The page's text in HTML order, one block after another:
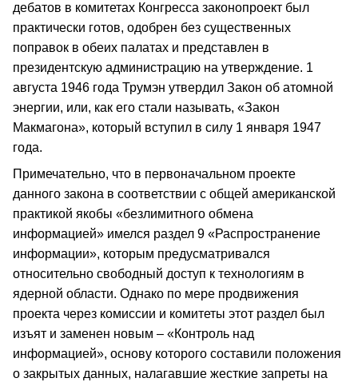
дебатов в комитетах Конгресса законопроект был
практически готов, одобрен без существенных
поправок в обеих палатах и представлен в
президентскую администрацию на утверждение. 1
августа 1946 года Трумэн утвердил Закон об атомной
энергии, или, как его стали называть, «Закон
Макмагона», который вступил в силу 1 января 1947
года.
Примечательно, что в первоначальном проекте
данного закона в соответствии с общей американской
практикой якобы «безлимитного обмена
информацией» имелся раздел 9 «Распространение
информации», которым предусматривался
относительно свободный доступ к технологиям в
ядерной области. Однако по мере продвижения
проекта через комиссии и комитеты этот раздел был
изъят и заменен новым – «Контроль над
информацией», основу которого составили положения
о закрытых данных, налагавшие жесткие запреты на